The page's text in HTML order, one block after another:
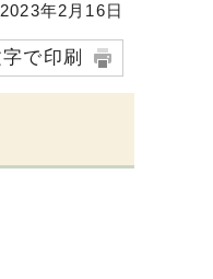
年2月16日
で印刷